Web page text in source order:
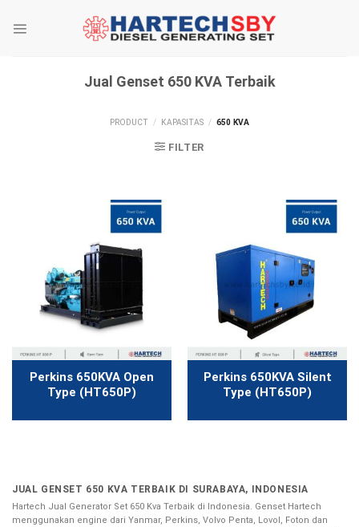
Jual Genset 650 KVA Terbaik
PRODUCT / KAPASITAS / 650 KVA
FILTER
Perkins 650KVA Open
Type (HT650P)
Perkins 650KVA Silent
Type (HT650P)
JUAL GENSET 650 KVA TERBAIK DI SURABAYA, INDONESIA
Hartech Jual Generator Set 650 Kva Terbaik di Indonesia. Genset Hartech
menggunakan engine dari Yanmar, Perkins, Volvo Penta, Lovol, Foton dan